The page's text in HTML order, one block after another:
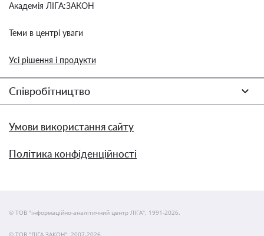
Академія ЛІГА:ЗАКОН
Теми в центрі уваги
Усі рішення і продукти
Співробітництво
Умови використання сайту
Політика конфіденційності
© ТОВ "інформаційно-аналітичний центр ЛІГА", 1991-2026.
© ТОВ "ЛІГА ЗАКОН", 2007-2026.